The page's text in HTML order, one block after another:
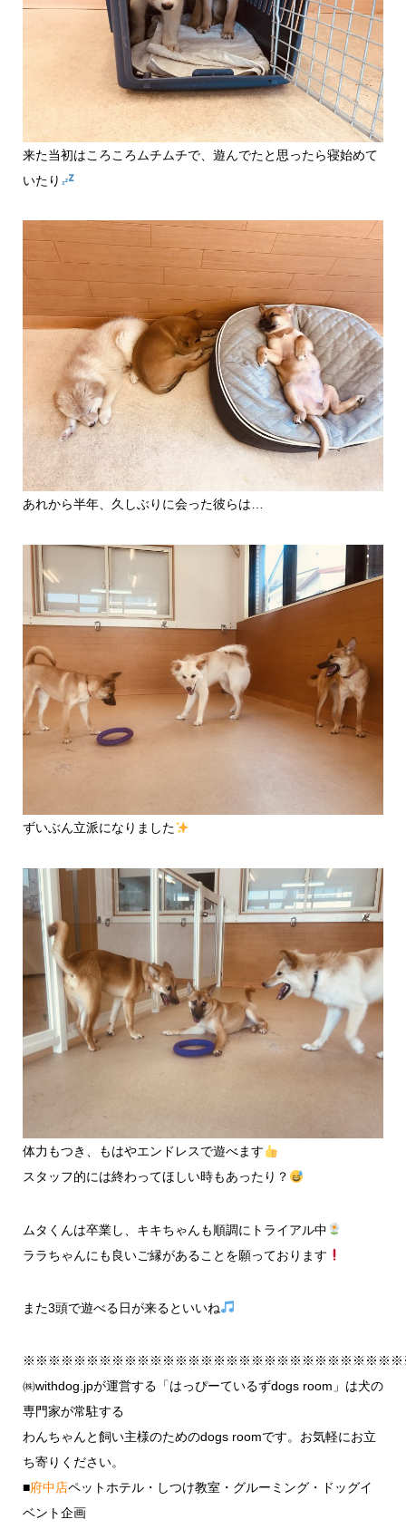
来た当初はころころムチムチで、遊んでたと思ったら寝始めて
いたり
あれから半年、久しぶりに会った彼らは…
ずいぶん立派になりました
体力もつき、もはやエンドレスで遊べます
スタッフ的には終わってほしい時もあったり？
ムタくんは卒業し、キキちゃんも順調にトライアル中
ララちゃんにも良いご縁があることを願っております
また3頭で遊べる日が来るといいね
㈱withdog.jpが運営する「はっぴーているずdogs room」は犬の
専門家が常駐する
わんちゃんと飼い主様のためのdogs roomです。お気軽にお立
ち寄りください。
■府中店ペットホテル・しつけ教室・グルーミング・ドッグイ
ベント企画